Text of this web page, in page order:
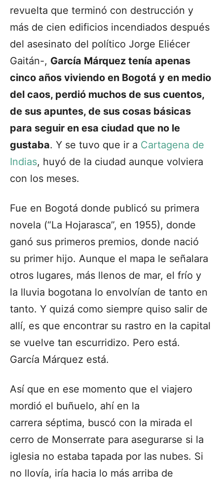
revuelta que terminó con destrucción y
más de cien edificios incendiados después
del asesinato del político Jorge Eliécer
Gaitán-, García Márquez tenía apenas
cinco años viviendo en Bogotá y en medio
del caos, perdió muchos de sus cuentos,
de sus apuntes, de sus cosas básicas
para seguir en esa ciudad que no le
gustaba. Y se tuvo que ir a Cartagena de
Indias, huyó de la ciudad aunque volviera
con los meses.
Fue en Bogotá donde publicó su primera
novela (“La Hojarasca”, en 1955), donde
ganó sus primeros premios, donde nació
su primer hijo. Aunque el mapa le señalara
otros lugares, más llenos de mar, el frío y
la lluvia bogotana lo envolvían de tanto en
tanto. Y quizá como siempre quiso salir de
allí, es que encontrar su rastro en la capital
se vuelve tan escurridizo. Pero está.
García Márquez está.
Así que en ese momento que el viajero
mordió el buñuelo, ahí en la
carrera séptima, buscó con la mirada el
cerro de Monserrate para asegurarse si la
iglesia no estaba tapada por las nubes. Si
no llovía, iría hacia lo más arriba de